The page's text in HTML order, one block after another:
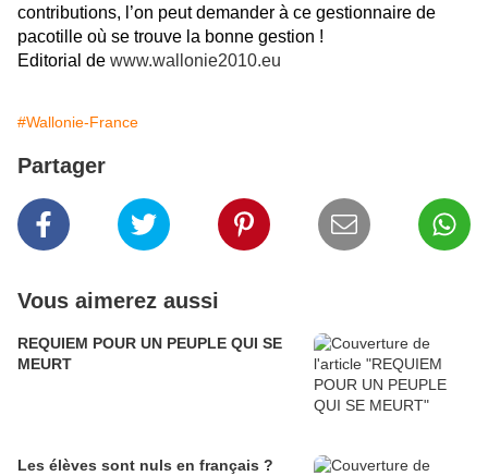
contributions, l’on peut demander à ce gestionnaire de
pacotille où se trouve la bonne gestion !
Editorial de www.wallonie2010.eu
#Wallonie-France
Partager
Vous aimerez aussi
REQUIEM POUR UN PEUPLE QUI SE
MEURT
Les élèves sont nuls en français ?